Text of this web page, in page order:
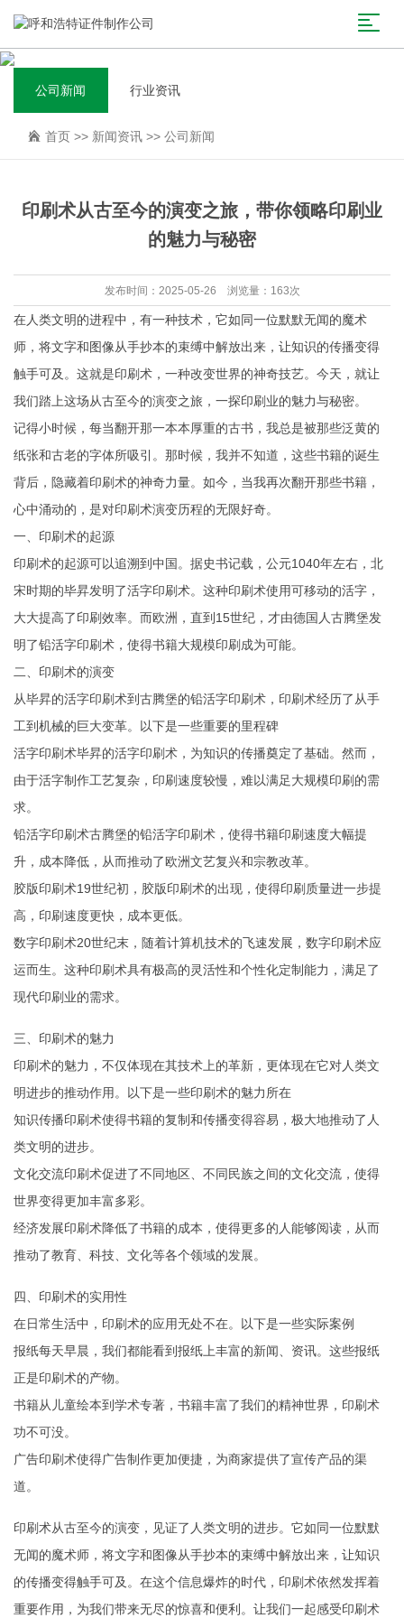
公司新闻 行业资讯
首页 >> 新闻资讯 >> 公司新闻
印刷术从古至今的演变之旅，带你领略印刷业
的魅力与秘密
发布时间：2025-05-26 浏览量：163次
在人类文明的进程中，有一种技术，它如同一位默默无闻的魔术
师，将文字和图像从手抄本的束缚中解放出来，让知识的传播变得
触手可及。这就是印刷术，一种改变世界的神奇技艺。今天，就让
我们踏上这场从古至今的演变之旅，一探印刷业的魅力与秘密。
记得小时候，每当翻开那一本本厚重的古书，我总是被那些泛黄的
纸张和古老的字体所吸引。那时候，我并不知道，这些书籍的诞生
背后，隐藏着印刷术的神奇力量。如今，当我再次翻开那些书籍，
心中涌动的，是对印刷术演变历程的无限好奇。
一、印刷术的起源
印刷术的起源可以追溯到中国。据史书记载，公元1040年左右，北
宋时期的毕昇发明了活字印刷术。这种印刷术使用可移动的活字，
大大提高了印刷效率。而欧洲，直到15世纪，才由德国人古腾堡发
明了铅活字印刷术，使得书籍大规模印刷成为可能。
二、印刷术的演变
从毕昇的活字印刷术到古腾堡的铅活字印刷术，印刷术经历了从手
工到机械的巨大变革。以下是一些重要的里程碑
活字印刷术毕昇的活字印刷术，为知识的传播奠定了基础。然而，
由于活字制作工艺复杂，印刷速度较慢，难以满足大规模印刷的需
求。
铅活字印刷术古腾堡的铅活字印刷术，使得书籍印刷速度大幅提
升，成本降低，从而推动了欧洲文艺复兴和宗教改革。
胶版印刷术19世纪初，胶版印刷术的出现，使得印刷质量进一步提
高，印刷速度更快，成本更低。
数字印刷术20世纪末，随着计算机技术的飞速发展，数字印刷术应
运而生。这种印刷术具有极高的灵活性和个性化定制能力，满足了
现代印刷业的需求。
三、印刷术的魅力
印刷术的魅力，不仅体现在其技术上的革新，更体现在它对人类文
明进步的推动作用。以下是一些印刷术的魅力所在
知识传播印刷术使得书籍的复制和传播变得容易，极大地推动了人
类文明的进步。
文化交流印刷术促进了不同地区、不同民族之间的文化交流，使得
世界变得更加丰富多彩。
经济发展印刷术降低了书籍的成本，使得更多的人能够阅读，从而
推动了教育、科技、文化等各个领域的发展。
四、印刷术的实用性
在日常生活中，印刷术的应用无处不在。以下是一些实际案例
报纸每天早晨，我们都能看到报纸上丰富的新闻、资讯。这些报纸
正是印刷术的产物。
书籍从儿童绘本到学术专著，书籍丰富了我们的精神世界，印刷术
功不可没。
广告印刷术使得广告制作更加便捷，为商家提供了宣传产品的渠
道。
印刷术从古至今的演变，见证了人类文明的进步。它如同一位默默
无闻的魔术师，将文字和图像从手抄本的束缚中解放出来，让知识
的传播变得触手可及。在这个信息爆炸的时代，印刷术依然发挥着
重要作用，为我们带来无尽的惊喜和便利。让我们一起感受印刷术